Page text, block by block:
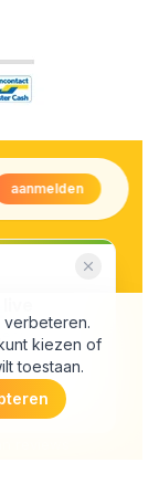
kan jouw
maken.
iedere plek van
Wij kunnen jou
je HTC waarmee
terecht voor
Ook zijn er
te vinden in ons
ontdek!